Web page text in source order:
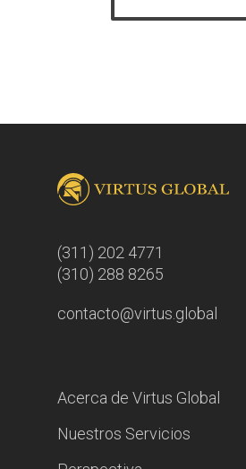
(311) 202 4771
(310) 288 8265
contacto@virtus.global
Acerca de Virtus Global
Nuestros Servicios